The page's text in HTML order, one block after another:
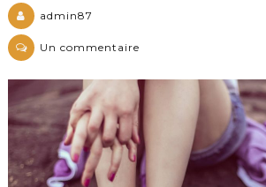
admin87
Un commentaire
world!